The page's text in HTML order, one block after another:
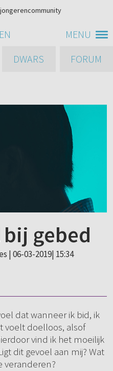
MENU
DWARS FORUM
bij gebed
| 06-03-2019| 15:34
dat wanneer ik bid, ik
voelt doelloos, alsof
vind ik het moeilijk
dit gevoel aan mij? Wat
veranderen?